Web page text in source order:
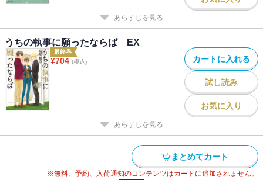
あらすじを見る
うちの執事に願ったならば EX
最終巻
¥704 (税込) カートに入れる
試し読み
お気に入り
あらすじを見る
まとめてカート
※無料、予約、入荷通知のコンテンツはカートに追加されません。